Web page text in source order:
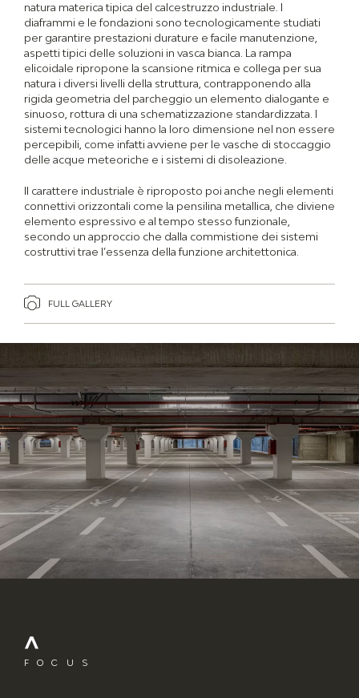
natura materica tipica del calcestruzzo industriale. I
diaframmi e le fondazioni sono tecnologicamente studiati
per garantire prestazioni durature e facile manutenzione,
aspetti tipici delle soluzioni in vasca bianca. La rampa
elicoidale ripropone la scansione ritmica e collega per sua
natura i diversi livelli della struttura, contrapponendo alla
rigida geometria del parcheggio un elemento dialogante e
sinuoso, rottura di una schematizzazione standardizzata. I
sistemi tecnologici hanno la loro dimensione nel non essere
percepibili, come infatti avviene per le vasche di stoccaggio
delle acque meteoriche e i sistemi di disoleazione.
Il carattere industriale è riproposto poi anche negli elementi
connettivi orizzontali come la pensilina metallica, che diviene
elemento espressivo e al tempo stesso funzionale,
secondo un approccio che dalla commistione dei sistemi
costruttivi trae l’essenza della funzione architettonica.
FULL GALLERY
FOCUS